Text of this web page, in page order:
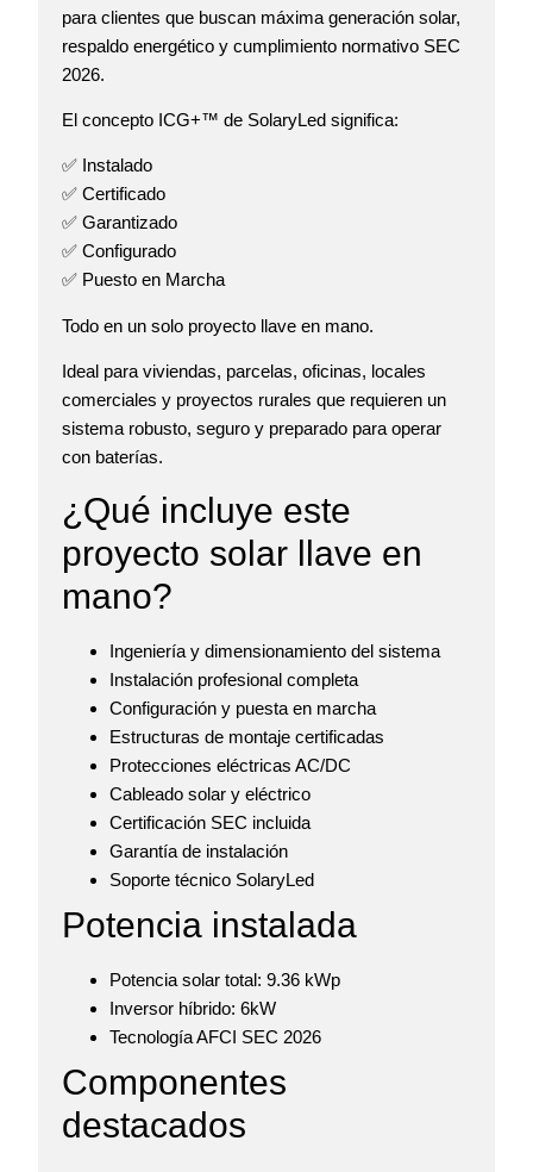
para clientes que buscan máxima generación solar,
respaldo energético y cumplimiento normativo SEC
2026.
El concepto ICG+™ de SolaryLed significa:
✅ Instalado
✅ Certificado
✅ Garantizado
✅ Configurado
✅ Puesto en Marcha
Todo en un solo proyecto llave en mano.
Ideal para viviendas, parcelas, oficinas, locales
comerciales y proyectos rurales que requieren un
sistema robusto, seguro y preparado para operar
con baterías.
¿Qué incluye este
proyecto solar llave en
mano?
Ingeniería y dimensionamiento del sistema
Instalación profesional completa
Configuración y puesta en marcha
Estructuras de montaje certificadas
Protecciones eléctricas AC/DC
Cableado solar y eléctrico
Certificación SEC incluida
Garantía de instalación
Soporte técnico SolaryLed
Potencia instalada
Potencia solar total:9.36 kWp
Inversor híbrido: 6kW
Tecnología AFCI SEC 2026
Componentes
destacados